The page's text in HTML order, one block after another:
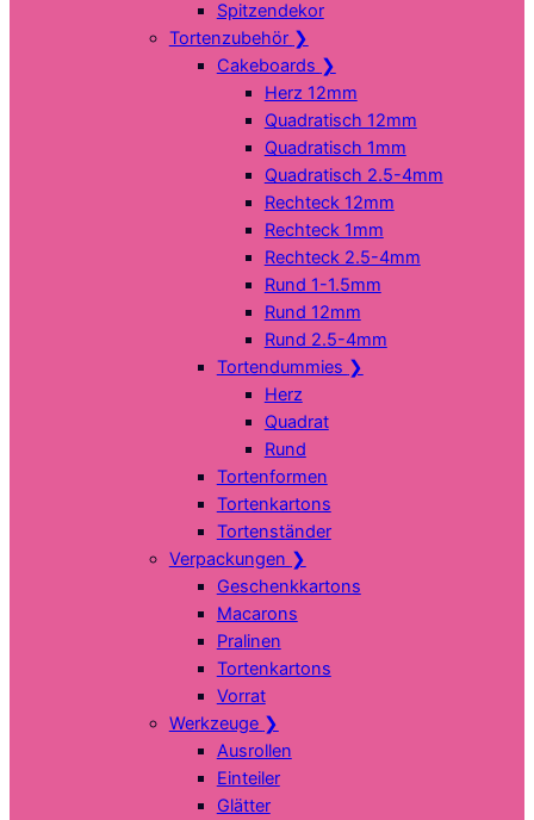
Spitzendekor
Tortenzubehör ❯
Cakeboards ❯
Herz 12mm
Quadratisch 12mm
Quadratisch 1mm
Quadratisch 2.5-4mm
Rechteck 12mm
Rechteck 1mm
Rechteck 2.5-4mm
Rund 1-1.5mm
Rund 12mm
Rund 2.5-4mm
Tortendummies ❯
Herz
Quadrat
Rund
Tortenformen
Tortenkartons
Tortenständer
Verpackungen ❯
Geschenkkartons
Macarons
Pralinen
Tortenkartons
Vorrat
Werkzeuge ❯
Ausrollen
Einteiler
Glätter